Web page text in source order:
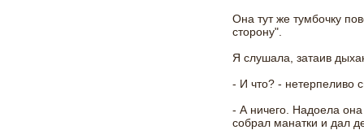
Она тут же тумбочку
сторону".
Я слушала, затаив
- И что? - нетерпеливо
- А ничего. Надоела
собрал манатки и дал